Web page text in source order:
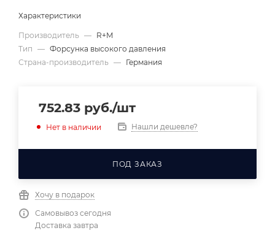
Характеристики
Производитель — R+M
Тип — Форсунка высокого давления
Страна-производитель — Германия
752.83 руб./шт
Нет в наличии Нашли дешевле?
ПОД ЗАКАЗ
Хочу в подарок
Самовывоз сегодня
Доставка завтра